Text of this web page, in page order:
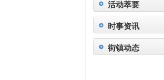
活动萃要
时事资讯
街镇动态